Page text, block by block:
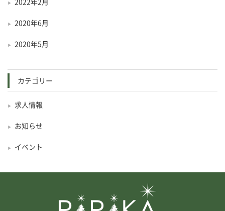
2020年6月
2020年5月
カテゴリー
求人情報
お知らせ
イベント